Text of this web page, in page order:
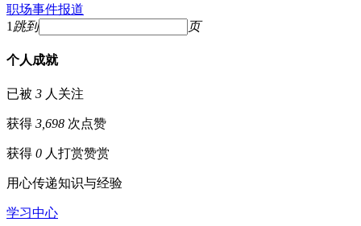
职场事件报道
1 跳到 页
个人成就
已被 3 人关注
获得 3,698 次点赞
获得 0 人打赏赞赏
用心传递知识与经验
学习中心